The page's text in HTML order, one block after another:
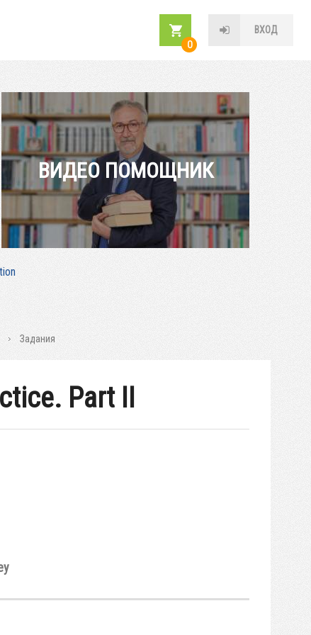
ВХОД
0
ВИДЕО ПОМОЩНИК
Задания
Part II